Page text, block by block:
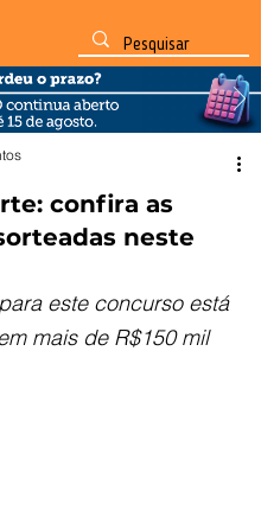
confira as
neste
este concurso está
mais de R$150 mil